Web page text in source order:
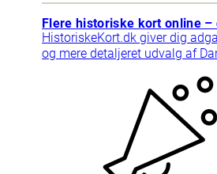
Flere historiske kort online –
HistoriskeKort.dk giver dig
og mere detaljeret udvalg af